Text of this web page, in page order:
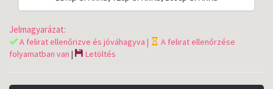
Jelmagyarázat:
A felirat ellenőrizve és jóváhagyva |
A felirat ellenőrzése
folyamatban van | Letöltés